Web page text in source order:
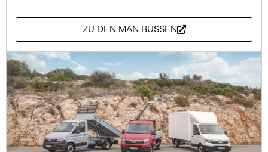
ZU DEN MAN BUSSEN